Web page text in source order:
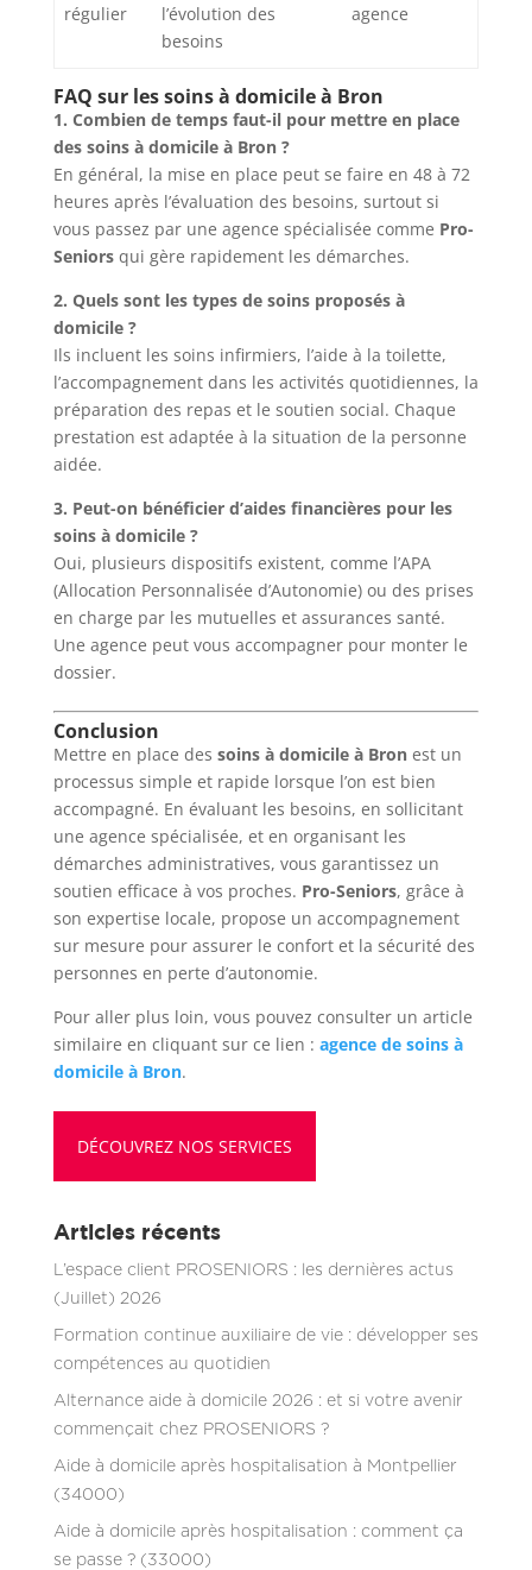
régulier
l’évolution des
besoins
agence
FAQ sur les soins à domicile à Bron
1. Combien de temps faut-il pour mettre en place
des soins à domicile à Bron ?
En général, la mise en place peut se faire en 48 à 72
heures après l’évaluation des besoins, surtout si
vous passez par une agence spécialisée comme Pro-
Seniorsqui gère rapidement les démarches.
2. Quels sont les types de soins proposés à
domicile ?
Ils incluent les soins infirmiers, l’aide à la toilette,
l’accompagnement dans les activités quotidiennes, la
préparation des repas et le soutien social. Chaque
prestation est adaptée à la situation de la personne
aidée.
3. Peut-on bénéficier d’aides financières pour les
soins à domicile ?
Oui, plusieurs dispositifs existent, comme l’APA
(Allocation Personnalisée d’Autonomie) ou des prises
en charge par les mutuelles et assurances santé.
Une agence peut vous accompagner pour monter le
dossier.
Conclusion
Mettre en place des soins à domicile à Bronest un
processus simple et rapide lorsque l’on est bien
accompagné. En évaluant les besoins, en sollicitant
une agence spécialisée, et en organisant les
démarches administratives, vous garantissez un
soutien efficace à vos proches. Pro-Seniors, grâce à
son expertise locale, propose un accompagnement
sur mesure pour assurer le confort et la sécurité des
personnes en perte d’autonomie.
Pour aller plus loin, vous pouvez consulter un article
similaire en cliquant sur ce lien : agence de soins à
domicile à Bron.
DÉCOUVREZ NOS SERVICES
Articles récents
L’espace client PROSENIORS : les dernières actus
(Juillet) 2026
Formation continue auxiliaire de vie : développer ses
compétences au quotidien
Alternance aide à domicile 2026 : et si votre avenir
commençait chez PROSENIORS ?
Aide à domicile après hospitalisation à Montpellier
(34000)
Aide à domicile après hospitalisation : comment ça
se passe ? (33000)